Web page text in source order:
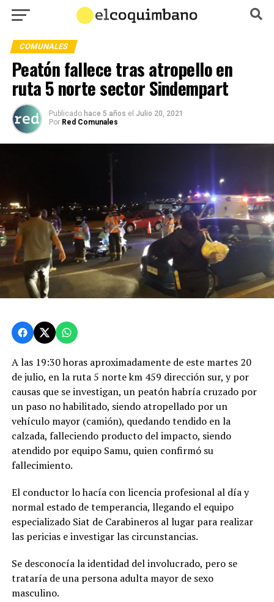
COMUNALES
Peatón fallece tras atropello en
ruta 5 norte sector Sindempart
Publicado hace 5 años el Julio 20, 2021
Por Red Comunales
A las 19:30 horas aproximadamente de este martes 20
de julio, en la ruta 5 norte km 459 dirección sur, y por
causas que se investigan, un peatón habría cruzado por
un paso no habilitado, siendo atropellado por un
vehículo mayor (camión), quedando tendido en la
calzada, falleciendo producto del impacto, siendo
atendido por equipo Samu, quien confirmó su
fallecimiento.
El conductor lo hacía con licencia profesional al día y
normal estado de temperancia, llegando el equipo
especializado Siat de Carabineros al lugar para realizar
las pericias e investigar las circunstancias.
Se desconocía la identidad del involucrado, pero se
trataría de una persona adulta mayor de sexo
masculino.